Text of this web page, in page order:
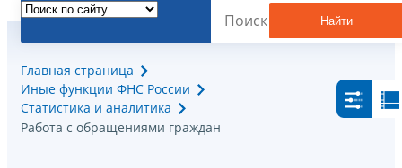
Найти
Главная страница
Иные функции ФНС России
Статистика и аналитика
Работа с обращениями граждан